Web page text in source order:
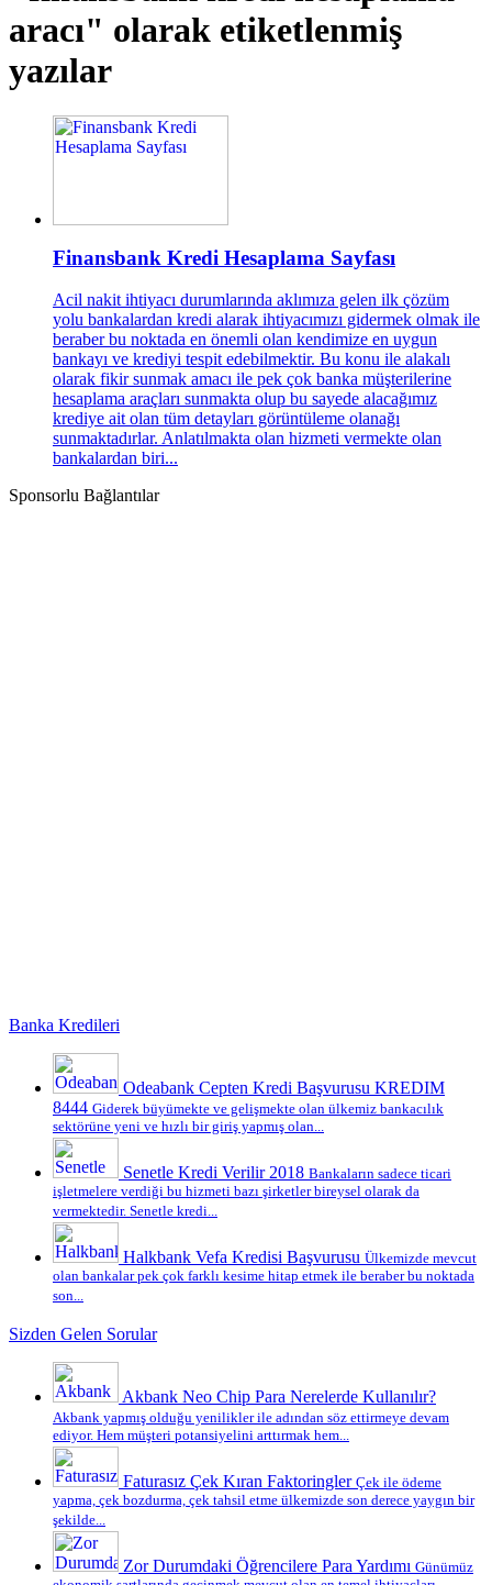
aracı" olarak etiketlenmiş
yazılar
Finansbank Kredi Hesaplama Sayfası
Acil nakit ihtiyacı durumlarında aklımıza gelen ilk çözüm
yolu bankalardan kredi alarak ihtiyacımızı gidermek olmak ile
beraber bu noktada en önemli olan kendimize en uygun
bankayı ve krediyi tespit edebilmektir. Bu konu ile alakalı
olarak fikir sunmak amacı ile pek çok banka müşterilerine
hesaplama araçları sunmakta olup bu sayede alacağımız
krediye ait olan tüm detayları görüntüleme olanağı
sunmaktadırlar. Anlatılmakta olan hizmeti vermekte olan
bankalardan biri...
Sponsorlu Bağlantılar
Banka Kredileri
Odeabank Cepten Kredi Başvurusu KREDIM
8444 Giderek büyümekte ve gelişmekte olan ülkemiz bankacılık
sektörüne yeni ve hızlı bir giriş yapmış olan...
Senetle Kredi Verilir 2018 Bankaların sadece ticari
işletmelere verdiği bu hizmeti bazı şirketler bireysel olarak da
vermektedir. Senetle kredi...
Halkbank Vefa Kredisi Başvurusu Ülkemizde mevcut
olan bankalar pek çok farklı kesime hitap etmek ile beraber bu noktada
son...
Sizden Gelen Sorular
Akbank Neo Chip Para Nerelerde Kullanılır?
Akbank yapmış olduğu yenilikler ile adından söz ettirmeye devam
ediyor. Hem müşteri potansiyelini arttırmak hem...
Faturasız Çek Kıran Faktoringler Çek ile ödeme
yapma, çek bozdurma, çek tahsil etme ülkemizde son derece yaygın bir
şekilde...
Zor Durumdaki Öğrencilere Para Yardımı Günümüz